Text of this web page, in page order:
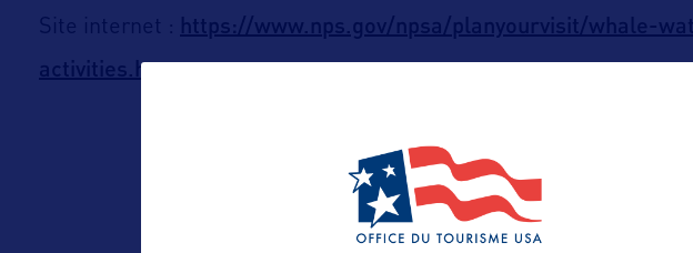
Site internet : https://www.nps.gov/npsa/planyourvisit/whale-
activities.htm